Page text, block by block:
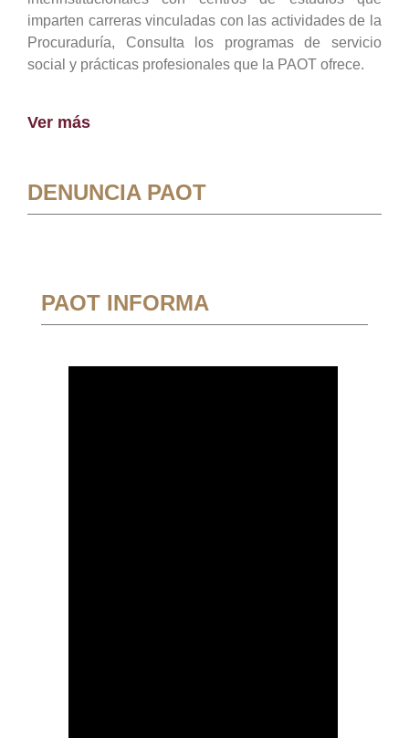
imparten carreras vinculadas con las actividades de la
Procuraduría, Consulta los programas de servicio
social y prácticas profesionales que la PAOT ofrece.
Ver más
DENUNCIA PAOT
PAOT INFORMA